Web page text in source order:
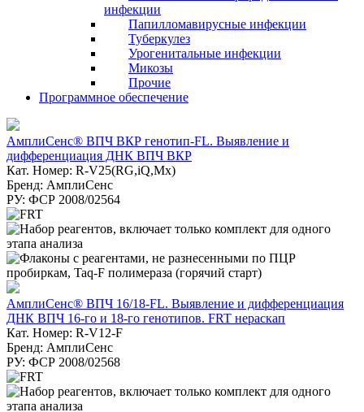
инфекции
Папилломавирусные инфекции
Туберкулез
Урогенитальные инфекции
Микозы
Прочие
Программное обеспечение
АмплиСенс® ВПЧ ВКР генотип-FL. Выявление и
дифференциация ДНК ВПЧ ВКР
Кат. Номер: R-V25(RG,iQ,Mx)
Бренд: АмплиСенс
РУ: ФСР 2008/02564
АмплиСенс® ВПЧ 16/18-FL. Выявление и дифференциация
ДНК ВПЧ 16-го и 18-го генотипов. FRT нераскап
Кат. Номер: R-V12-F
Бренд: АмплиСенс
РУ: ФСР 2008/02568